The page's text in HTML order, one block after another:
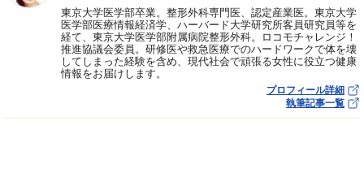
東京大学医学部卒業。整形外科専門医、認定産業医。東京大学
医学部医療情報経済学、ハーバード大学研究所客員研究員等を
経て、東京大学医学部附属病院整形外科。ロコモチャレンジ！
推進協議会委員。研修医や救急医療でのハードワークで体を壊
してしまった経験を含め、現代社会で頑張る女性に役立つ健康
情報をお届けします。
プロフィール詳細
執筆記事一覧